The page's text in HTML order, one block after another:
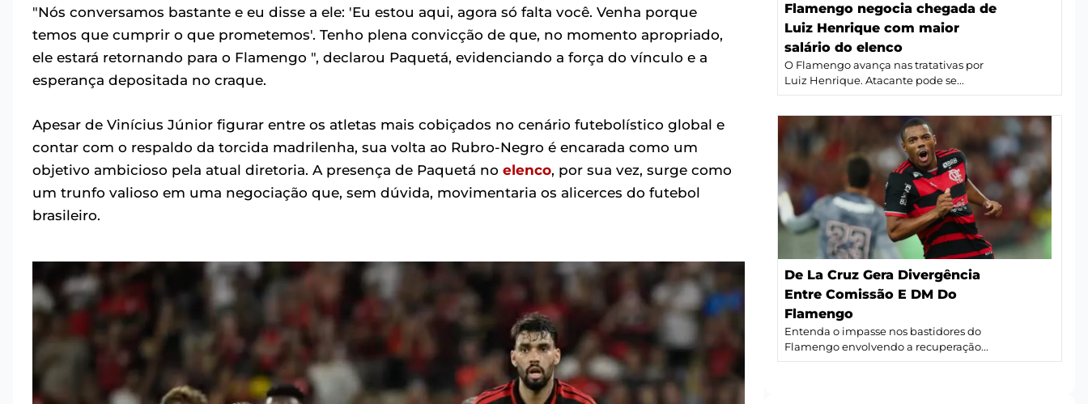
"Nós conversamos bastante e eu disse a ele: 'Eu estou aqui, agora só falta você. Venha porque
temos que cumprir o que prometemos'. Tenho plena convicção de que, no momento apropriado,
ele estará retornando para o Flamengo ", declarou Paquetá, evidenciando a força do vínculo e a
esperança depositada no craque.
Apesar de Vinícius Júnior figurar entre os atletas mais cobiçados no cenário futebolístico global e
contar com o respaldo da torcida madrilenha, sua volta ao Rubro-Negro é encarada como um
objetivo ambicioso pela atual diretoria. A presença de Paquetá no elenco, por sua vez, surge como
um trunfo valioso em uma negociação que, sem dúvida, movimentaria os alicerces do futebol
brasileiro.
Flamengo negocia chegada de
Luiz Henrique com maior
salário do elenco
O Flamengo avança nas tratativas por
Luiz Henrique. Atacante pode se...
De La Cruz Gera Divergência
Entre Comissão E DM Do
Flamengo
Entenda o impasse nos bastidores do
Flamengo envolvendo a recuperação...